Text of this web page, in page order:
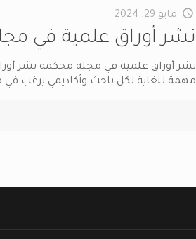
مايو 29, 2024
نشر أوراق علمية في
نشر أوراق علمية في مجلة محكمة نشر
مهمة للغاية لكل باحث وأكاديمي يرغب في